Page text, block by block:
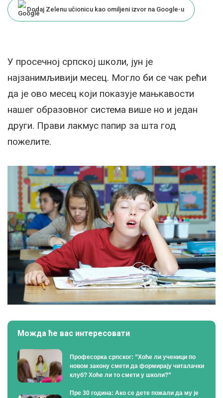
Dodaj Zelenu učionicu kao omiljeni izvor na Google-u
У просечној српској школи, јун је
најзанимљивији месец. Могло би се чак рећи
да је ово месец који показује мањкавости
нашег образовног система више но и један
други. Прави лакмус папир за шта год
пожелите.
Можда ће вас интересовати
Професорка српског: ”Хоће ли ученици по
новом закону смети да формирају читалачки
клуб? Хоће ли то смети у школи?”
Пре 30 година: Ако се дете пожали да му је